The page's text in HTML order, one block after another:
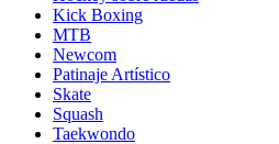
Kick Boxing
MTB
Newcom
Patinaje Artístico
Skate
Squash
Taekwondo